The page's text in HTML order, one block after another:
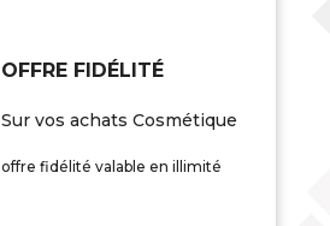
OFFRE FIDÉLITÉ
Sur vos achats Cosmétique
offre fidélité valable en illimité